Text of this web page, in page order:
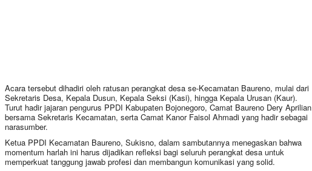
Acara tersebut dihadiri oleh ratusan perangkat desa se-Kecamatan Baureno, mulai dari
Sekretaris Desa, Kepala Dusun, Kepala Seksi (Kasi), hingga Kepala Urusan (Kaur).
Turut hadir jajaran pengurus PPDI Kabupaten Bojonegoro, Camat Baureno Dery Aprilian
bersama Sekretaris Kecamatan, serta Camat Kanor Faisol Ahmadi yang hadir sebagai
narasumber.
Ketua PPDI Kecamatan Baureno, Sukisno, dalam sambutannya menegaskan bahwa
momentum harlah ini harus dijadikan refleksi bagi seluruh perangkat desa untuk
memperkuat tanggung jawab profesi dan membangun komunikasi yang solid.